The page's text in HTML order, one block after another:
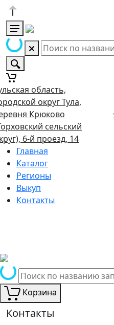
область,
округ Тула,
Крюково
сельский
6-й проезд, 14
Главная
Каталог
Регионы
Выкуп
Контакты
Корзина
Контакты